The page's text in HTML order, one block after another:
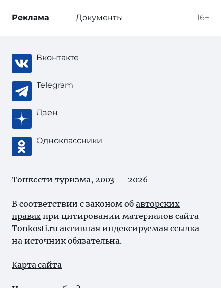
16+
Реклама Документы
Вконтакте
Telegram
Дзен
Одноклассники
Тонкости туризма, 2003 — 2026
В соответствии с законом об авторских
правах при цитировании материалов сайта
Tonkosti.ru активная индексируемая ссылка
на источник обязательна.
Карта сайта